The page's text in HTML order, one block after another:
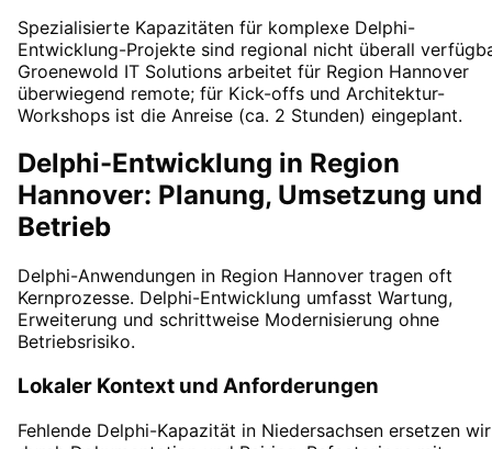
Spezialisierte Kapazitäten für komplexe Delphi-
Entwicklung-Projekte sind regional nicht überall
Groenewold IT Solutions arbeitet für Region Hannover
überwiegend remote; für Kick-offs und Architektur-
Workshops ist die Anreise (ca. 2 Stunden) eingeplant.
Delphi-Entwicklung in Region
Hannover: Planung, Umsetzung und
Betrieb
Delphi-Anwendungen in Region Hannover tragen oft
Kernprozesse. Delphi-Entwicklung umfasst Wartung,
Erweiterung und schrittweise Modernisierung ohne
Betriebsrisiko.
Lokaler Kontext und Anforderungen
Fehlende Delphi-Kapazität in Niedersachsen ersetzen wir